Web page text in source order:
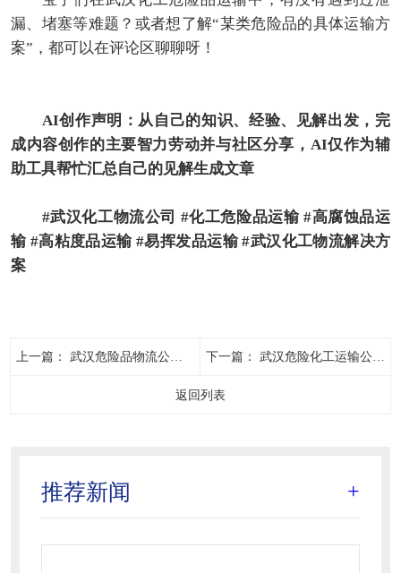
漏、堵塞等难题？或者想了解“某类危险品的具体运输方
案”，都可以在评论区聊聊呀！
AI创作声明：从自己的知识、经验、见解出发，完
成内容创作的主要智力劳动并与社区分享，AI仅作为辅
助工具帮忙汇总自己的见解生成文章
#武汉化工物流公司 #化工危险品运输 #高腐蚀品运
输 #高粘度品运输 #易挥发品运输 #武汉化工物流解决方
案
上一篇： 武汉危险品物流公司单证填写规范！运单/安全卡/应急预案这样填才合规 下一篇： 武汉危险化工运输公司挑选指南，3大维度+避坑攻略不踩雷
返回列表
推荐新闻 +